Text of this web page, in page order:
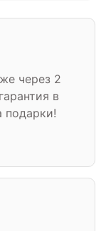
через 2
в
подарки!